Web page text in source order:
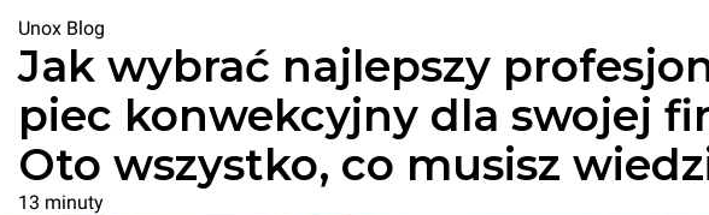
Unox Blog
Jak wybrać najlepszy
piec konwekcyjny dla swojej
Oto wszystko, co musisz
13 minuty